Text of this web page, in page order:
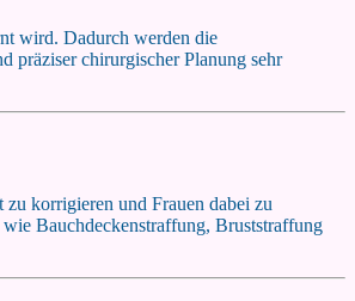
wird. Dadurch werden die
präziser chirurgischer Planung sehr
korrigieren und Frauen dabei zu
Bauchdeckenstraffung, Bruststraffung